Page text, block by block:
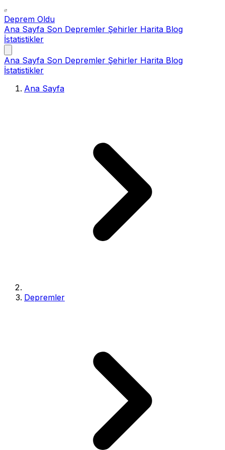
Deprem Oldu
Ana Sayfa Son Depremler Şehirler Harita Blog
İstatistikler
Ana Sayfa Son Depremler Şehirler Harita Blog
İstatistikler
Ana Sayfa
Depremler